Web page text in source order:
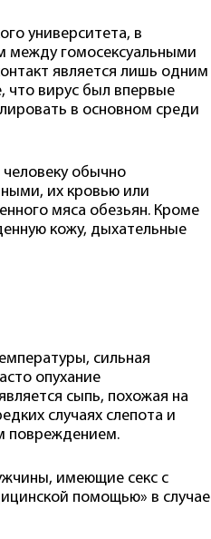
университета, в
между гомосексуальными
является лишь одним
что вирус был впервые
в основном среди
обычно
их кровью или
мяса обезьян. Кроме
кожу, дыхательные
сильная
опухание
сыпь, похожая на
случаях слепота и
повреждением.
имеющие секс с
помощью» в случае